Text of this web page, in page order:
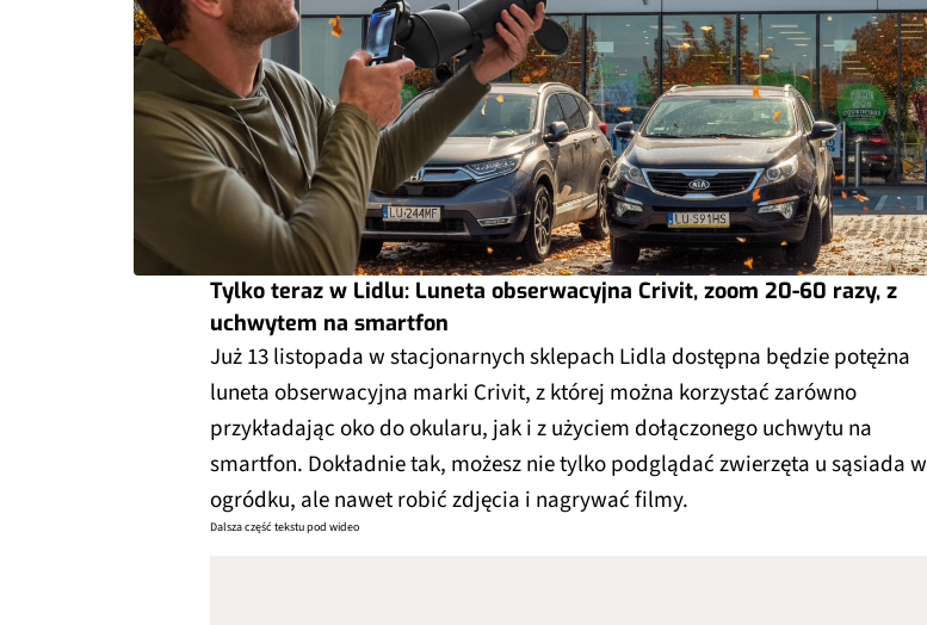
Tylko teraz w Lidlu: Luneta obserwacyjna Crivit, zoom 20-60 razy, z
uchwytem na smartfon
Już 13 listopada w stacjonarnych sklepach Lidla dostępna będzie potężna
luneta obserwacyjna marki Crivit, z której można korzystać zarówno
przykładając oko do okularu, jak i z użyciem dołączonego uchwytu na
smartfon. Dokładnie tak, możesz nie tylko podglądać zwierzęta u sąsiada w
ogródku, ale nawet robić zdjęcia i nagrywać filmy.
Dalsza część tekstu pod wideo